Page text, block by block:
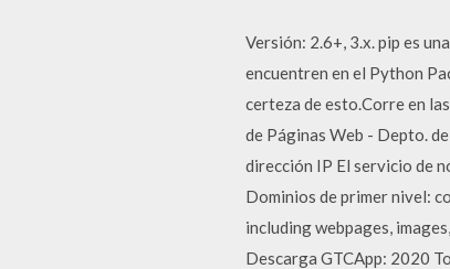
Versión: 2.6+, 3.x. pip es
encuentren en el Python
certeza de esto.Corre en
de Páginas Web - Depto.
dirección IP El servicio de
Dominios de primer nivel:
including webpages,
Descarga GTCApp: 2020